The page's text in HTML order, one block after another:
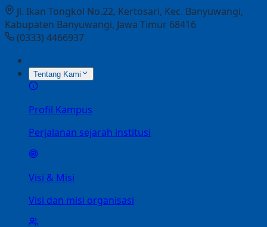
Jl. Ikan Tongkol No.22, Kertosari, Kec. Banyuwangi,
Kabupaten Banyuwangi, Jawa Timur 68416
(0333) 4466937
Tentang Kami
Profil Kampus
Perjalanan sejarah institusi
Visi & Misi
Visi dan misi organisasi